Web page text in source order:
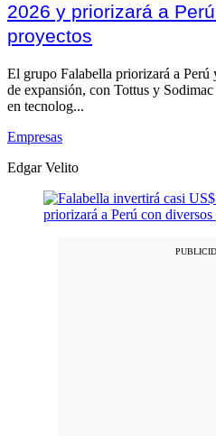
2026 y priorizará a
proyectos
El grupo Falabella priorizará a Perú
de expansión, con Tottus y
en tecnolog...
Empresas
Edgar Velito